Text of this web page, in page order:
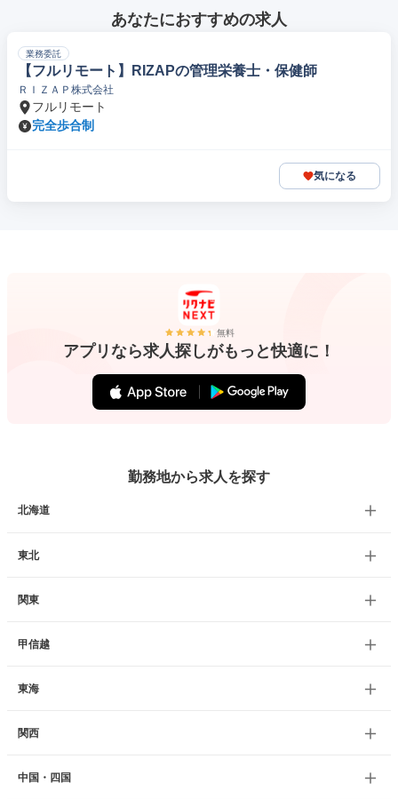
あなたにおすすめの求人
業務委託
【フルリモート】RIZAPの管理栄養士・保健師
ＲＩＺＡＰ株式会社
フルリモート
完全歩合制
気になる
無料
アプリなら求人探しがもっと快適に！
勤務地から求人を探す
北海道
東北
関東
甲信越
東海
関西
中国・四国